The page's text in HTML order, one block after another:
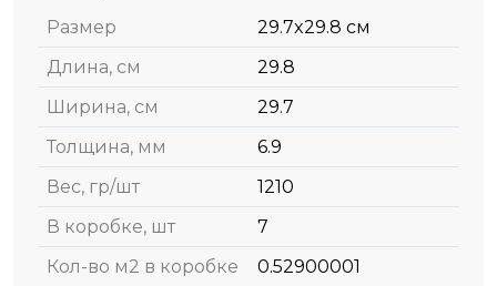
Размер
29.7x29.8 см
Длина, см
29.8
Ширина, см
29.7
Толщина, мм
6.9
Вес, гр/шт
1210
В коробке, шт
7
Кол-во м2 в коробке
0.52900001